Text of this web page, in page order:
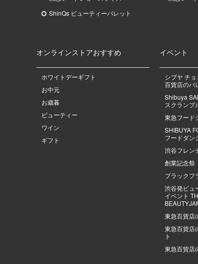
ShinQs ビューティーパレット
オンラインストアおすすめ
ホワイトデーギフト
お中元
お歳暮
ビューティー
ワイン
ギフト
イベント
シブヤ チ
百貨店のバ
Shibuya
スクランブ
東急フード
SHIBUYA
フードダン
渋谷フレン
創業記念祭
ブラックフ
渋谷発ビュ
イベント
東急百貨店
東急百貨店
ト
東急百貨店